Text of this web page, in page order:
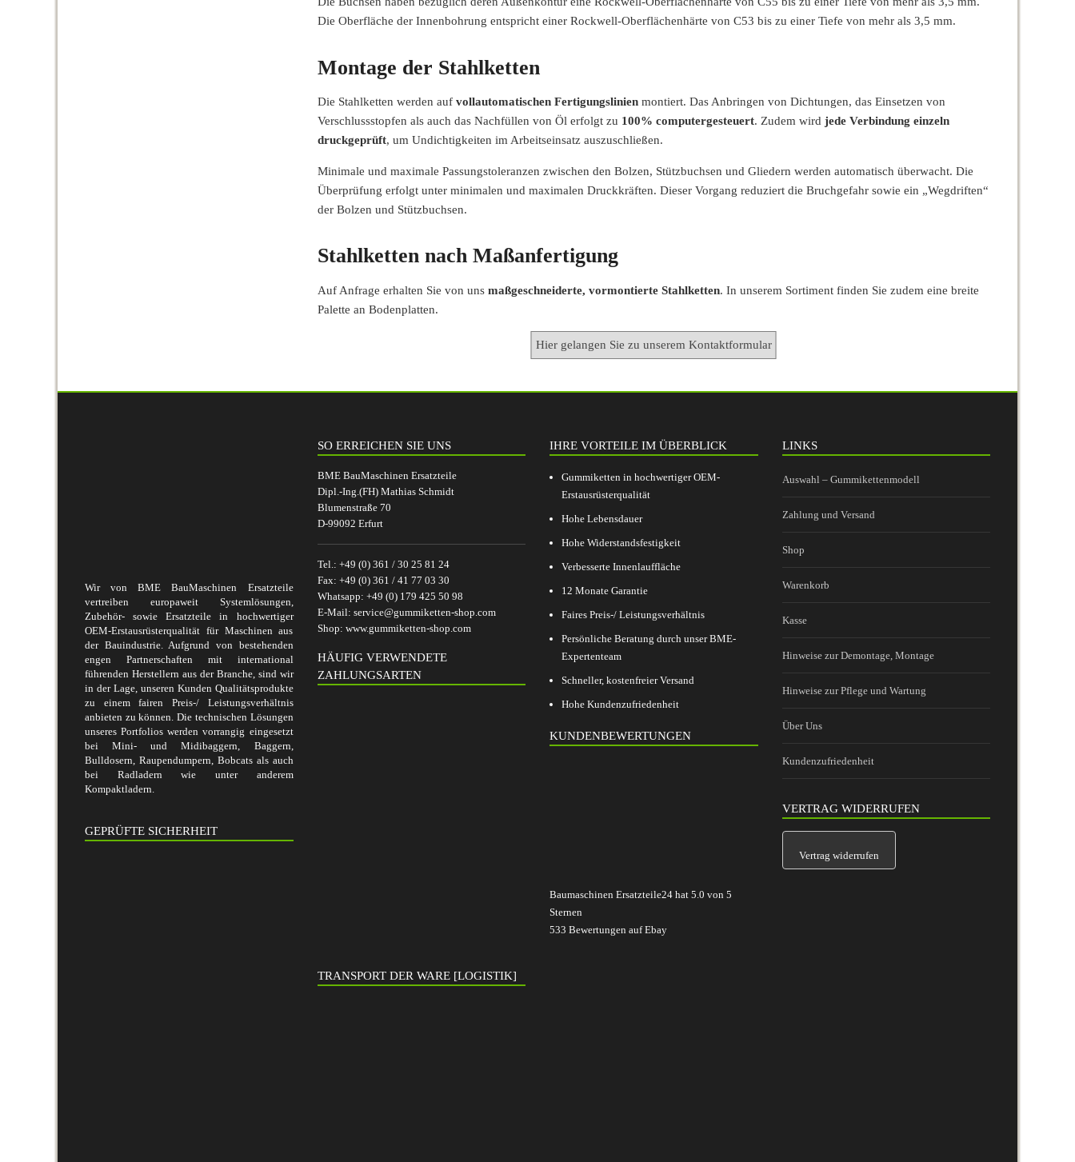
Die Oberfläche der Innenbohrung entspricht einer Rockwell-Oberflächenhärte von C53 bis zu einer Tiefe von mehr als 3,5 mm.
Montage der Stahlketten
Die Stahlketten werden auf vollautomatischen Fertigungslinienmontiert. Das Anbringen von Dichtungen, das Einsetzen von
Verschlussstopfen als auch das Nachfüllen von Öl erfolgt zu 100% computergesteuert. Zudem wird jede Verbindung einzeln
druckgeprüft, um Undichtigkeiten im Arbeitseinsatz auszuschließen.
Minimale und maximale Passungstoleranzen zwischen den Bolzen, Stützbuchsen und Gliedern werden automatisch überwacht. Die
Überprüfung erfolgt unter minimalen und maximalen Druckkräften. Dieser Vorgang reduziert die Bruchgefahr sowie ein „Wegdriften“
der Bolzen und Stützbuchsen.
Stahlketten nach Maßanfertigung
Auf Anfrage erhalten Sie von uns maßgeschneiderte, vormontierte Stahlketten. In unserem Sortiment finden Sie zudem eine breite
Palette an Bodenplatten.
Wir von BME BauMaschinen Ersatzteile
vertreiben europaweit Systemlösungen,
Zubehör- sowie Ersatzteile in hochwertiger
OEM-Erstausrüsterqualität für Maschinen aus
der Bauindustrie. Aufgrund von bestehenden
engen Partnerschaften mit international
führenden Herstellern aus der Branche, sind wir
in der Lage, unseren Kunden Qualitätsprodukte
zu einem fairen Preis-/ Leistungsverhältnis
anbieten zu können. Die technischen Lösungen
unseres Portfolios werden vorrangig eingesetzt
bei Mini- und Midibaggern, Baggern,
Bulldosern, Raupendumpern, Bobcats als auch
bei Radladern wie unter anderem
Kompaktladern.
GEPRÜFTE SICHERHEIT
SO ERREICHEN SIE UNS
BME BauMaschinen Ersatzteile
Dipl.-Ing.(FH) Mathias Schmidt
Blumenstraße 70
D-99092 Erfurt
Tel.: +49 (0) 361 / 30 25 81 24
Fax: +49 (0) 361 / 41 77 03 30
Whatsapp: +49 (0) 179 425 50 98
E-Mail: service@gummiketten-shop.com
Shop: www.gummiketten-shop.com
HÄUFIG VERWENDETE
ZAHLUNGSARTEN
TRANSPORT DER WARE [LOGISTIK]
IHRE VORTEILE IM ÜBERBLICK
Gummiketten in hochwertiger OEM-
Erstausrüsterqualität
Hohe Lebensdauer
Hohe Widerstandsfestigkeit
Verbesserte Innenlauffläche
12 Monate Garantie
Faires Preis-/ Leistungsverhältnis
Persönliche Beratung durch unser BME-
Expertenteam
Schneller, kostenfreier Versand
Hohe Kundenzufriedenheit
KUNDENBEWERTUNGEN
Baumaschinen Ersatzteile24 hat 5.0 von 5
Sternen
533 Bewertungen auf Ebay
LINKS
Auswahl – Gummikettenmodell
Zahlung und Versand
Shop
Warenkorb
Kasse
Hinweise zur Demontage, Montage
Hinweise zur Pflege und Wartung
Über Uns
Kundenzufriedenheit
VERTRAG WIDERRUFEN
Vertrag widerrufen